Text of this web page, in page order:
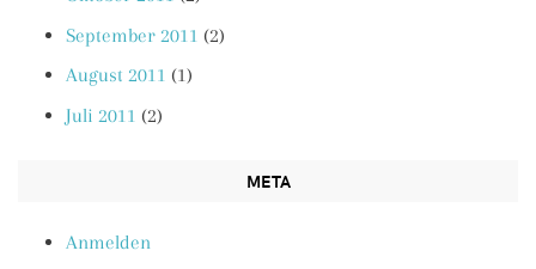
September 2011 (2)
August 2011 (1)
Juli 2011 (2)
META
Anmelden